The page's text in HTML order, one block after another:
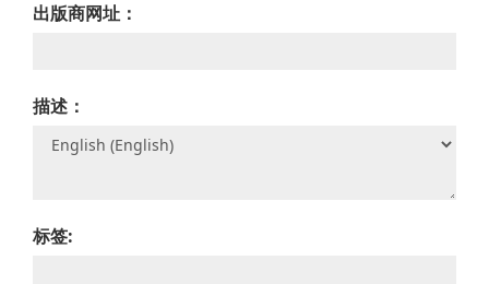
出版商网址：
描述：
标签: